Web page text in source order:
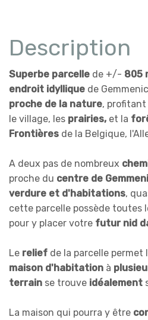
Description
Superbe parcelle de +/- 805
endroit idyllique de
proche de la nature,
le village, les prairies, et la
Frontières de la Belgique,
A deux pas de nombreux
proche du centre de
verdure et d'habitations,
cette parcelle possède toutes
pour y placer votre futur nid
Le relief de la parcelle permet
maison d'habitation à
terrain se trouve idéalement
La maison qui pourra y être